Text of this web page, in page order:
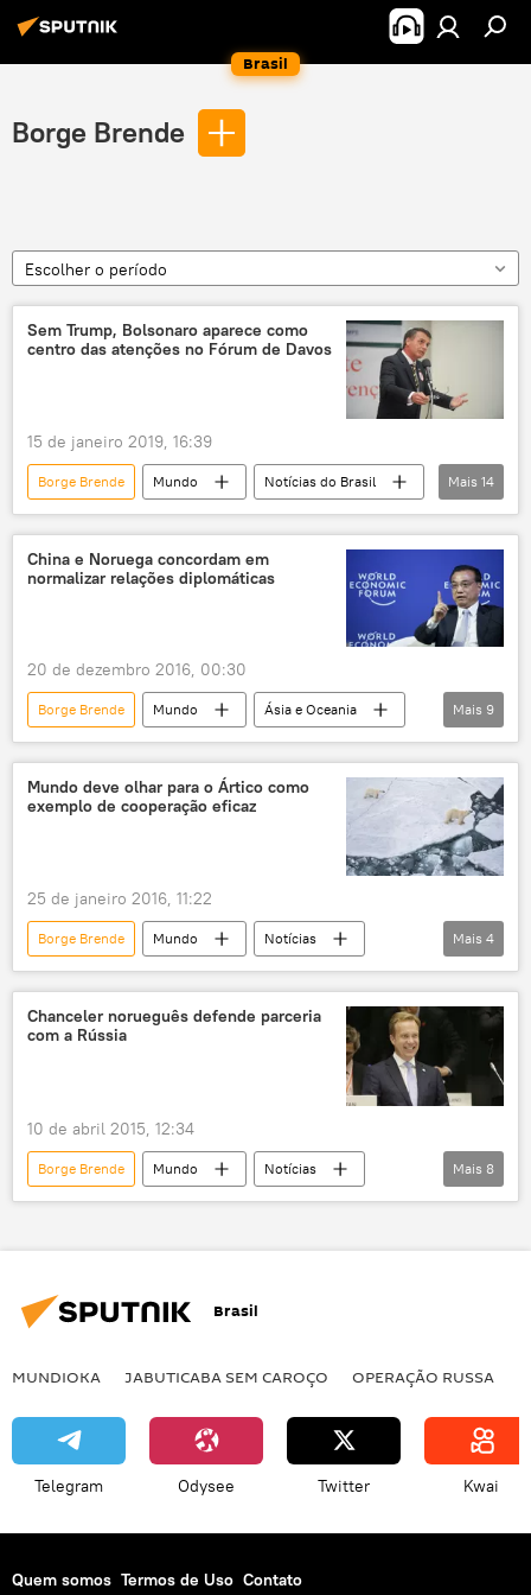
Brasil
Borge Brende
Escolher o período
Sem Trump, Bolsonaro aparece como
centro das atenções no Fórum de Davos
15 de janeiro 2019, 16:39
Borge Brende Mundo
Notícias do Brasil
Europa
Notícias
Davos
Donald Trump
Jair Bolsonaro
Paulo Guedes
Ernesto Araújo
EUA
Economia
Mais 14
China e Noruega concordam em
normalizar relações diplomáticas
20 de dezembro 2016, 00:30
Borge Brende Mundo
Ásia e Oceania
Europa
Notícias
China
Noruega
Pequim
Li Keqiang
Liu Xiaobo
Erna Solberg
Mais 9
Mundo deve olhar para o Ártico como
exemplo de cooperação eficaz
25 de janeiro 2016, 11:22
Borge Brende Mundo
Notícias
Ártico
Noruega
Conselho Ártico
cooperação
Mais 4
Chanceler norueguês defende parceria
com a Rússia
10 de abril 2015, 12:34
Borge Brende Mundo
Notícias
Noruega
chanceler
Rússia
Mais 8
Brasil
MUNDIOKA JABUTICABA SEM CAROÇO OPERAÇÃO RUSSA
Telegram Odysee Twitter Kwai
Quem somos Termos de Uso Contato